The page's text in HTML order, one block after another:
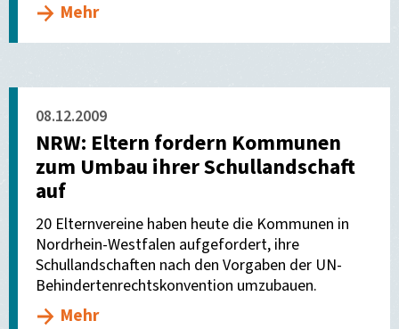
Mehr
08.12.2009
NRW: Eltern fordern Kommunen
zum Umbau ihrer Schullandschaft
auf
20 Elternvereine haben heute die Kommunen in
Nordrhein-Westfalen aufgefordert, ihre
Schullandschaften nach den Vorgaben der UN-
Behindertenrechtskonvention umzubauen.
Mehr